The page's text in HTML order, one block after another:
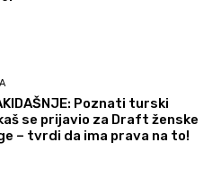
Poznati turski
se prijavio za Draft ženske
– tvrdi da ima prava na to!